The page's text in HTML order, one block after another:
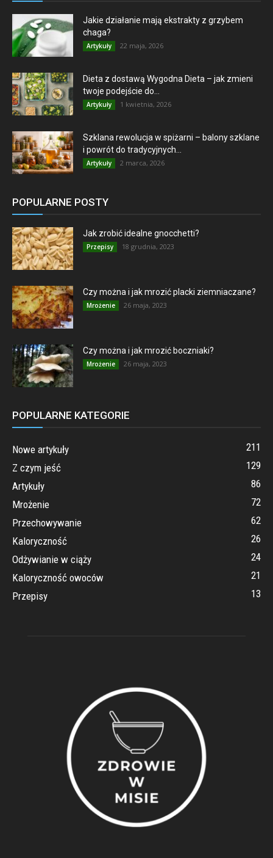
Jakie działanie mają ekstrakty z grzybem
chaga?
Artykuły 22 maja, 2026
Dieta z dostawą Wygodna Dieta – jak zmieni
twoje podejście do...
Artykuły 1 kwietnia, 2026
Szklana rewolucja w spiżarni – balony szklane
i powrót do tradycyjnych...
Artykuły 2 marca, 2026
POPULARNE POSTY
Jak zrobić idealne gnocchetti?
Przepisy 18 grudnia, 2023
Czy można i jak mrozić placki ziemniaczane?
Mrożenie 26 maja, 2023
Czy można i jak mrozić boczniaki?
Mrożenie 26 maja, 2023
POPULARNE KATEGORIE
Nowe artykuły
211
Z czym jeść
129
Artykuły
86
Mrożenie
72
Przechowywanie
62
Kaloryczność
26
Odżywianie w ciąży
24
Kaloryczność owoców
21
Przepisy
13